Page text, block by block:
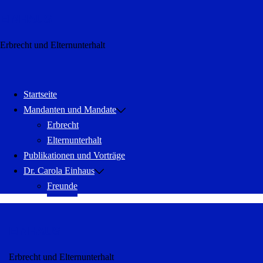
Erbrecht und Elternunterhalt
Startseite
Mandanten und Mandate
Erbrecht
Elternunterhalt
Publikationen und Vorträge
Dr. Carola Einhaus
Freunde
Erbrecht und Elternunterhalt